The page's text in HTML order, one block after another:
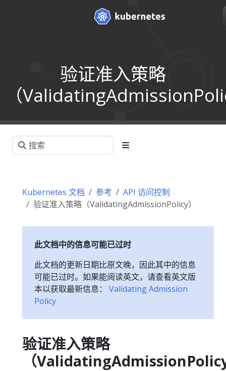
验证准入策略
（
Kubernetes 文档 参考
API 访问控制
验证准入策略（ValidatingAdmissionPolicy）
此文档中的信息可能已过时
此文档的更新日期比原文晚，因此其中的信息
可能已过时。如果能阅读英文，请查看英文版
本以获取最新信息： Validating Admission
Policy
验证准入策略
（